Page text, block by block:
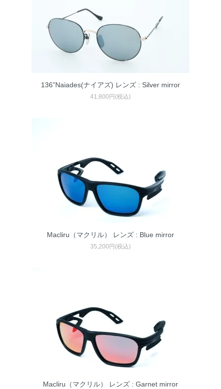
136”Naiades(ナイアズ) レンズ : Silver mirror
41,800円(税込)
Macliru（マクリル） レンズ : Blue mirror
35,200円(税込)
Macliru（マクリル） レンズ : Garnet mirror